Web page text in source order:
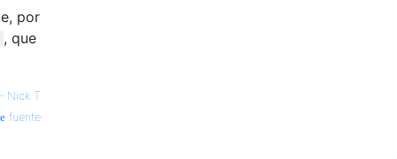
por
, que
Nick T
fuente